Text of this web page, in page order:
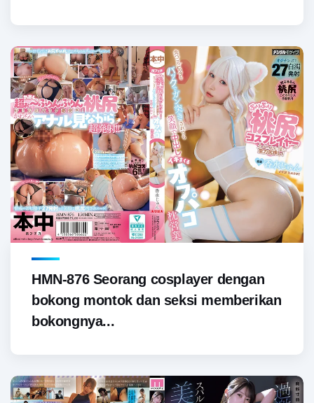
HMN-876 Seorang cosplayer dengan
bokong montok dan seksi memberikan
bokongnya...